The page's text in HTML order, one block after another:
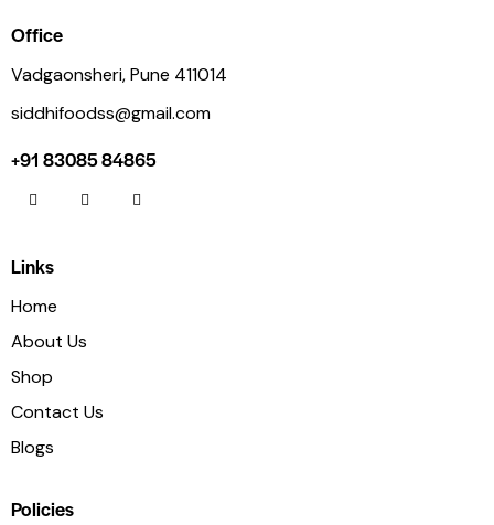
Office
Vadgaonsheri, Pune 411014
siddhifoodss@gmail.com
+91 83085 84865
Links
Home
About Us
Shop
Contact Us
Blogs
Policies